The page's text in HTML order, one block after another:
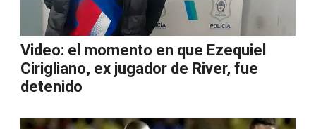
Video: el momento en que Ezequiel
Cirigliano, ex jugador de River, fue
detenido